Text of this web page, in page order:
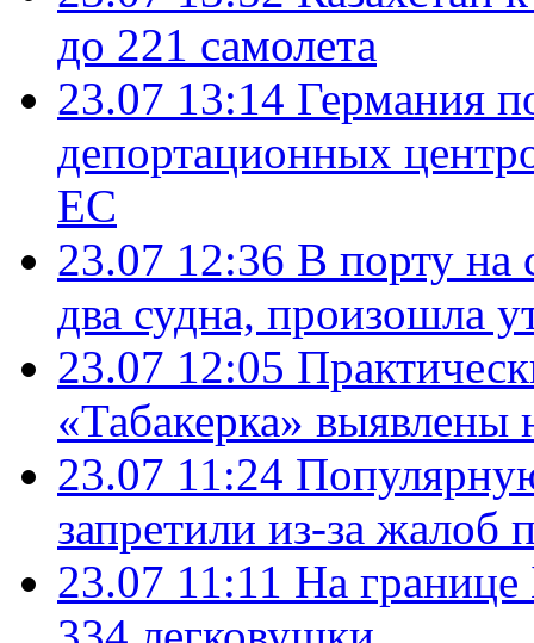
до 221 самолета
23.07 13:14 Германия
депортационных
ЕС
23.07 12:36 В порту на
два судна, произошла
23.07 12:05
«Табакерка»
23.07 11:24
запретили из-за жалоб
23.07 11:11 На границе